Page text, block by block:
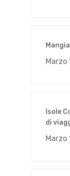
Marzo
Isole
di
Marzo